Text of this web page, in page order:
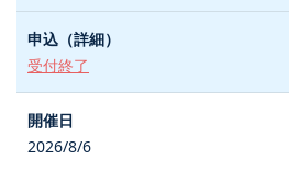
受付終了
2026/8/6